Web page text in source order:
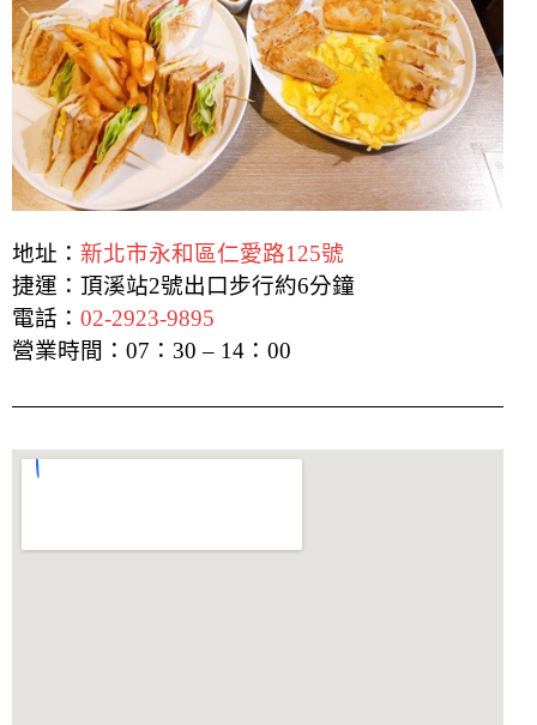
地址： 新北市永和區仁愛路125號
捷運：頂溪站2號出口步行約6分鐘
電話： 02-2923-9895
營業時間：07：30 – 14：00